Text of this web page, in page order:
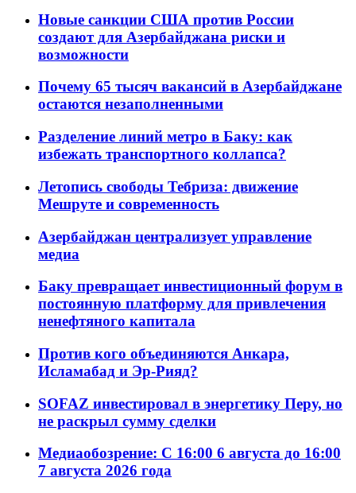
Новые санкции США против России
создают для Азербайджана риски и
возможности
Почему 65 тысяч вакансий в Азербайджане
остаются незаполненными
Разделение линий метро в Баку: как
избежать транспортного коллапса?
Летопись свободы Тебриза: движение
Мешруте и современность
Азербайджан централизует управление
медиа
Баку превращает инвестиционный форум в
постоянную платформу для привлечения
ненефтяного капитала
Против кого объединяются Анкара,
Исламабад и Эр-Рияд?
SOFAZ инвестировал в энергетику Перу, но
не раскрыл сумму сделки
Медиаобозрение: С 16:00 6 августа до 16:00
7 августа 2026 года